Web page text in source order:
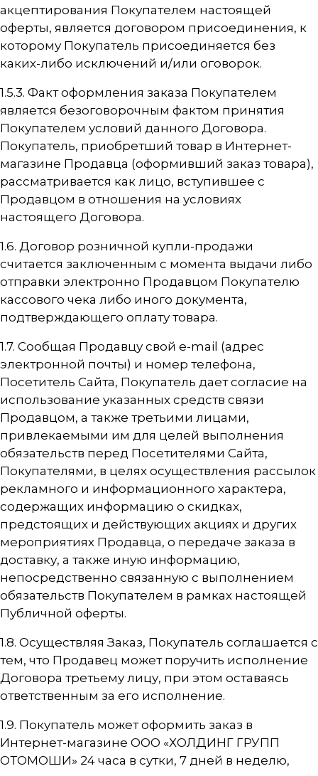
акцептирования Покупателем настоящей
оферты, является договором присоединения, к
которому Покупатель присоединяется без
каких-либо исключений и/или оговорок.
1.5.3. Факт оформления заказа Покупателем
является безоговорочным фактом принятия
Покупателем условий данного Договора.
Покупатель, приобретший товар в Интернет-
магазине Продавца (оформивший заказ товара),
рассматривается как лицо, вступившее с
Продавцом в отношения на условиях
настоящего Договора.
1.6. Договор розничной купли-продажи
считается заключенным с момента выдачи либо
отправки электронно Продавцом Покупателю
кассового чека либо иного документа,
подтверждающего оплату товара.
1.7. Сообщая Продавцу свой e-mail (адрес
электронной почты) и номер телефона,
Посетитель Сайта, Покупатель дает согласие на
использование указанных средств связи
Продавцом, а также третьими лицами,
привлекаемыми им для целей выполнения
обязательств перед Посетителями Сайта,
Покупателями, в целях осуществления рассылок
рекламного и информационного характера,
содержащих информацию о скидках,
предстоящих и действующих акциях и других
мероприятиях Продавца, о передаче заказа в
доставку, а также иную информацию,
непосредственно связанную с выполнением
обязательств Покупателем в рамках настоящей
Публичной оферты.
1.8. Осуществляя Заказ, Покупатель соглашается с
тем, что Продавец может поручить исполнение
Договора третьему лицу, при этом оставаясь
ответственным за его исполнение.
1.9. Покупатель может оформить заказ в
Интернет-магазине ООО «ХОЛДИНГ ГРУПП
ОТОМОШИ» 24 часа в сутки, 7 дней в неделю,